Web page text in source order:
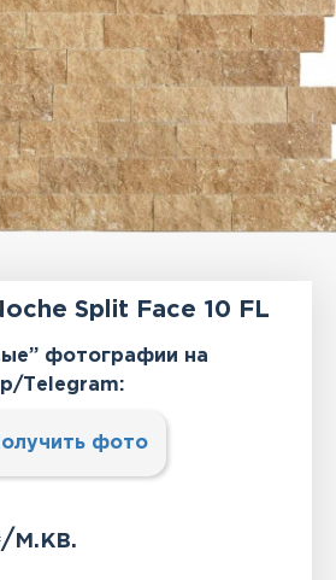
Split Face 10 FL
фотографии на
Тelegram:
фото
/м.кв.